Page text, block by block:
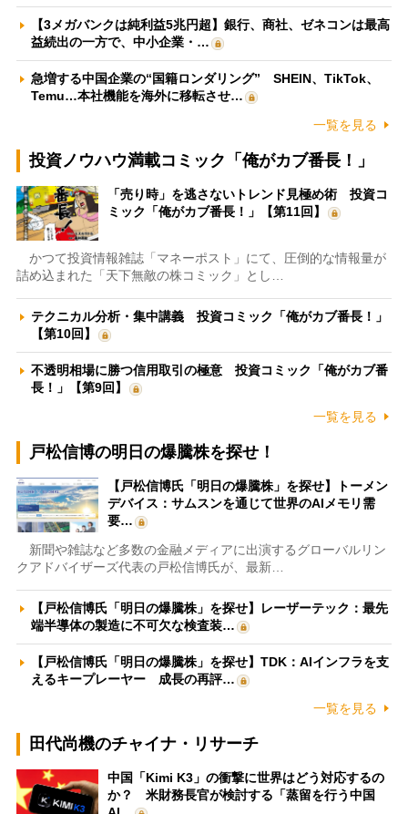
【3メガバンクは純利益5兆円超】銀行、商社、ゼネコンは最高
益続出の一方で、中小企業・…
急増する中国企業の“国籍ロンダリング” SHEIN、TikTok、
Temu…本社機能を海外に移転させ…
一覧を見る
投資ノウハウ満載コミック「俺がカブ番長！」
「売り時」を逃さないトレンド見極め術 投資コ
ミック「俺がカブ番長！」【第11回】
かつて投資情報雑誌「マネーポスト」にて、圧倒的な情報量が
詰め込まれた「天下無敵の株コミック」とし…
テクニカル分析・集中講義 投資コミック「俺がカブ番長！」
【第10回】
不透明相場に勝つ信用取引の極意 投資コミック「俺がカブ番
長！」【第9回】
一覧を見る
戸松信博の明日の爆騰株を探せ！
【戸松信博氏「明日の爆騰株」を探せ】トーメン
デバイス：サムスンを通じて世界のAIメモリ需
要…
新聞や雑誌など多数の金融メディアに出演するグローバルリン
クアドバイザーズ代表の戸松信博氏が、最新…
【戸松信博氏「明日の爆騰株」を探せ】レーザーテック：最先
端半導体の製造に不可欠な検査装…
【戸松信博氏「明日の爆騰株」を探せ】TDK：AIインフラを支
えるキープレーヤー 成長の再評…
一覧を見る
田代尚機のチャイナ・リサーチ
中国「Kimi K3」の衝撃に世界はどう対応するの
か？ 米財務長官が検討する「蒸留を行う中国